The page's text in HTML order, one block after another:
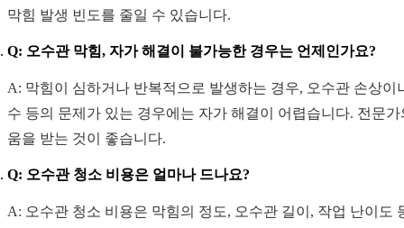
막힘 발생 빈도를 줄일 수 있습니다.
Q: 오수관 막힘, 자가 해결이 불가능한 경우는 언제인가요?
A: 막힘이 심하거나 반복적으로 발생하는 경우, 오수관 손상이
수 등의 문제가 있는 경우에는 자가 해결이 어렵습니다. 전문가
움을 받는 것이 좋습니다.
Q: 오수관 청소 비용은 얼마나 드나요?
A: 오수관 청소 비용은 막힘의 정도, 오수관 길이, 작업 난이도